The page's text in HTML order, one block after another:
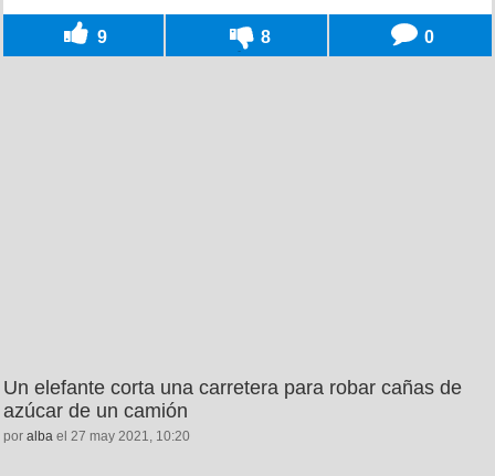
9 8 0
Un elefante corta una carretera para robar cañas de
azúcar de un camión
por alba el 27 may 2021, 10:20